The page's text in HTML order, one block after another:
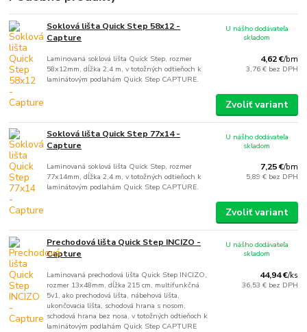
Soklová lišta Quick Step 58x12 -
Capture
Laminovaná soklová lišta Quick Step, rozmer
58x12mm, dĺžka 2,4 m, v totožných odtieňoch k
laminátovým podlahám Quick Step CAPTURE.
4,62 €/bm
3,76 € bez DPH
U nášho dodávateľa
skladom
Zvoliť variant
Soklová lišta Quick Step 77x14 -
Capture
Laminovaná soklová lišta Quick Step, rozmer
77x14mm, dĺžka 2,4 m, v totožných odtieňoch k
laminátovým podlahám Quick Step CAPTURE.
7,25 €/bm
5,89 € bez DPH
U nášho dodávateľa
skladom
Zvoliť variant
Prechodová lišta Quick Step INCIZO -
Capture
Laminovaná prechodová lišta Quick Step INCIZO,
rozmer 13x48mm, dĺžka 215 cm, multifunkčná
5v1, ako prechodová lišta, nábehová lišta,
ukončovacia lišta, schodová hrana s nosom,
schodová hrana bez nosa, v totožných odtieňoch k
laminátovým podlahám Quick Step CAPTURE
44,94 €/ks
36,53 € bez DPH
U nášho dodávateľa
skladom